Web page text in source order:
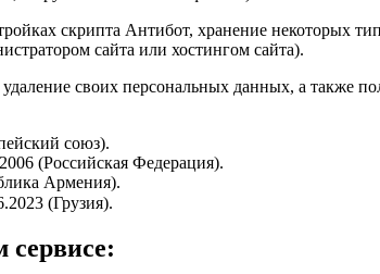
скрипта Антибот, хранение некоторых
сайта или хостингом сайта).
своих персональных данных, а также
союз).
(Российская Федерация).
Армения).
(Грузия).
сервисе: